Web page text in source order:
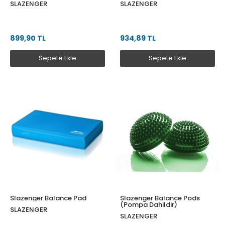
SLAZENGER
899,90 TL
Sepete Ekle
SLAZENGER
934,89 TL
Sepete Ekle
Slazenger Balance Pad
SLAZENGER
Slazenger Balance Pods
(Pompa Dahildir)
SLAZENGER